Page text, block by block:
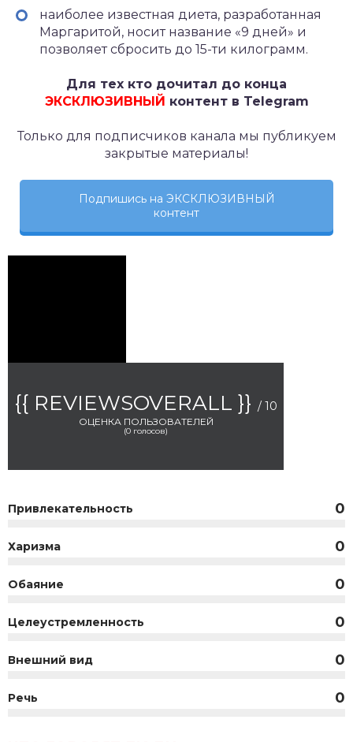
наиболее известная диета, разработанная
Маргаритой, носит название «9 дней» и
позволяет сбросить до 15-ти килограмм.
Для тех кто дочитал до конца
ЭКСКЛЮЗИВНЫЙ контент в Telegram
Только для подписчиков канала мы публикуем
закрытые материалы!
Подпишись на ЭКСКЛЮЗИВНЫЙ
контент
{{ REVIEWSOVERALL }} / 10
ОЦЕНКА ПОЛЬЗОВАТЕЛЕЙ
(0 голосов)
Привлекательность 0
Харизма 0
Обаяние 0
Целеустремленность 0
Внешний вид 0
Речь 0